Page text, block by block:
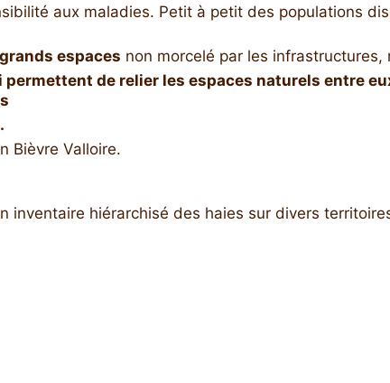
aux maladies. Petit à petit des populations
espaces non morcelé par les infrastructures,
de relier les espaces naturels entre
Bièvre Valloire.
inventaire hiérarchisé des haies sur divers